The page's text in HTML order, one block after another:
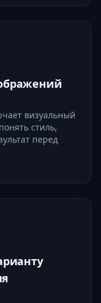
визуальный
стиль,
перед